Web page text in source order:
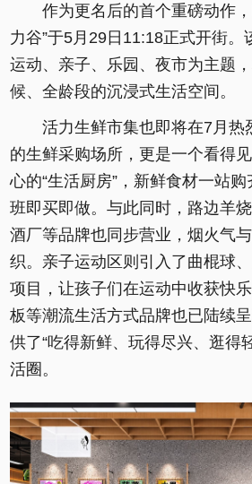
作为更名后的首个重磅动作
力谷”于5月29日11:18正式开街。
运动、亲子、乐园、夜市为主题
候、全龄段的沉浸式生活空间。
活力生鲜市集也即将在7月热
的生鲜采购场所，更是一个看得
心的“生活厨房”，新鲜食材一站
班即买即做。与此同时，路边羊
酒厂等品牌也同步营业，烟火气
织。亲子运动区则引入了曲棍球
项目，让孩子们在运动中收获快
板等潮流生活方式品牌也已陆续
供了“吃得新鲜、玩得尽兴、逛得
活圈。